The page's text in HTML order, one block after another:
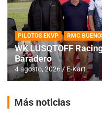
PILOTOS EKVP RMC
WK LÜSQTOFF
Baradero
4 agosto, 2026 E-Kart
Más noticias